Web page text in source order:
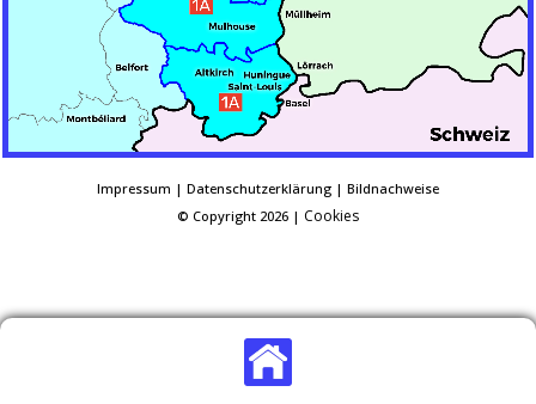
Impressum | Datenschutzerklärung | Bildnachweise
© Copyright 2026 | Cookies